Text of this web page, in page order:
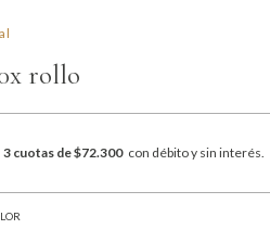
x rollo
3 cuotas de $72.300 con débito y sin interés.